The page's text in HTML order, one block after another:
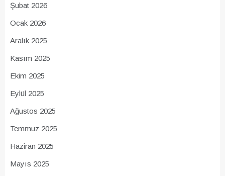
Şubat 2026
Ocak 2026
Aralık 2025
Kasım 2025
Ekim 2025
Eylül 2025
Ağustos 2025
Temmuz 2025
Haziran 2025
Mayıs 2025